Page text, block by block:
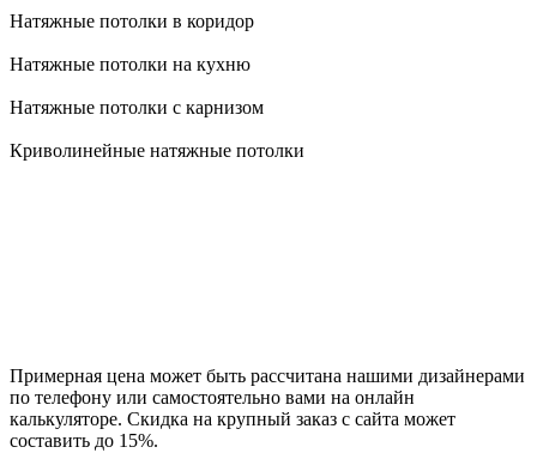
Натяжные потолки в коридор
Натяжные потолки на кухню
Натяжные потолки с карнизом
Криволинейные натяжные потолки
Примерная цена может быть рассчитана нашими дизайнерами
по телефону или самостоятельно вами на онлайн
калькуляторе. Скидка на крупный заказ с сайта может
составить до 15%.